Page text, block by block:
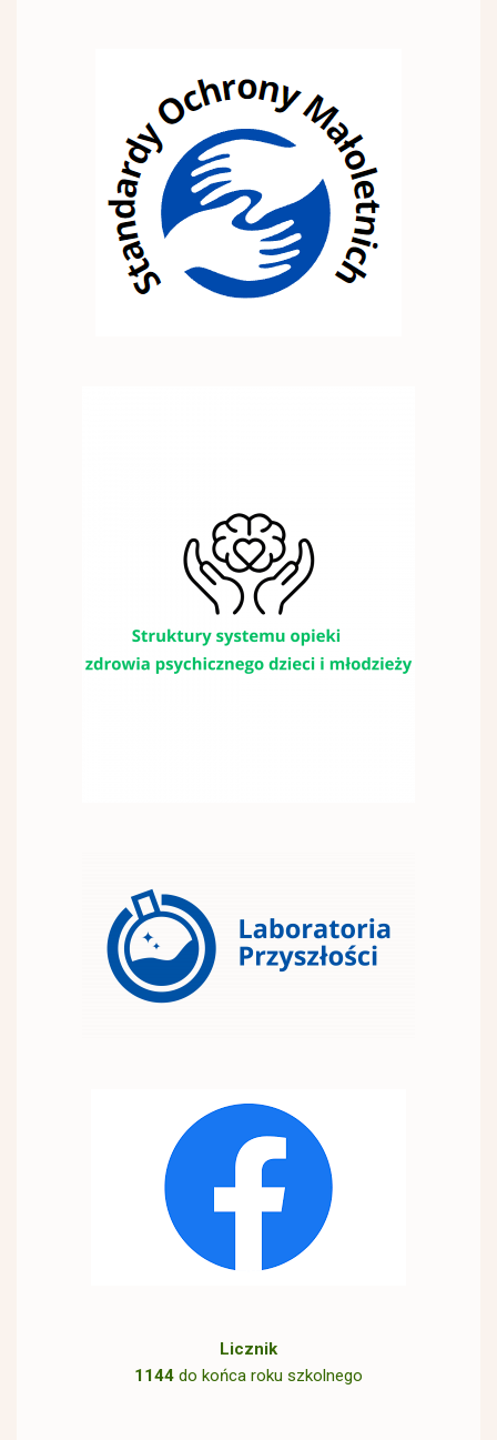
Licznik
1144 do końca roku szkolnego